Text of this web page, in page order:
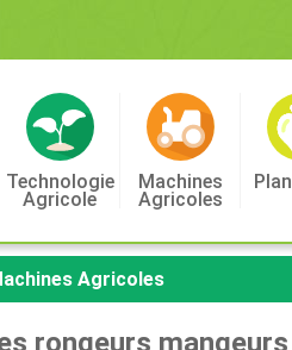
Technologie
Agricole
Machines
Agricoles
Agricoles
rongeurs mangeurs